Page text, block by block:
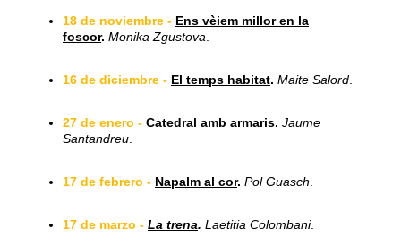
18 de noviembre - Ens vèiem millor en la
foscor. Monika Zgustova.
16 de diciembre - El temps habitat. Maite Salord.
27 de enero - Catedral amb armaris. Jaume
Santandreu.
17 de febrero - Napalm al cor. Pol Guasch.
17 de marzo - La trena. Laetitia Colombani.